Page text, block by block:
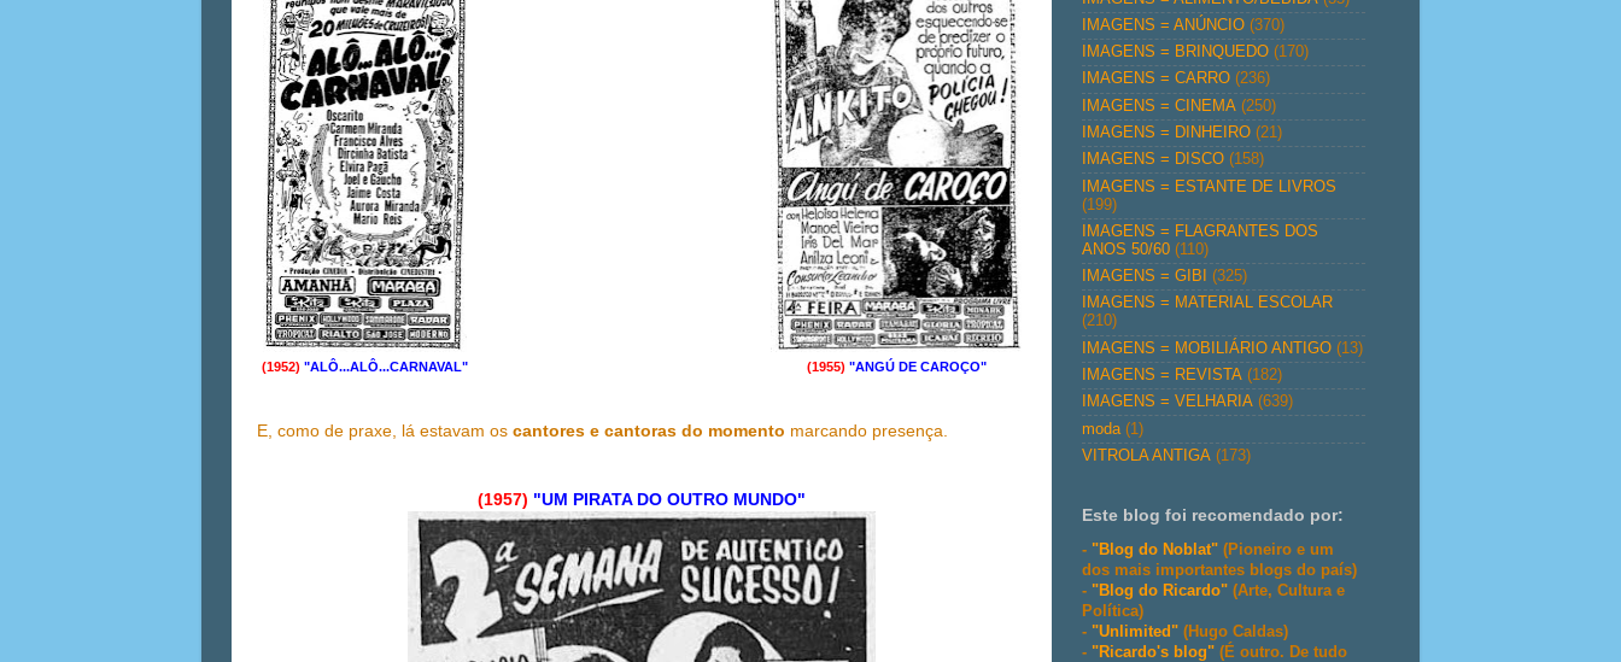
(1952) "ALÔ...ALÔ...CARNAVAL" (1955) "ANGÚ DE CAROÇO"
E, como de praxe, lá estavam os cantores e cantoras do momento marcando presença.
(1957) "UM PIRATA DO OUTRO MUNDO"
IMAGENS = ANÚNCIO (370)
IMAGENS = BRINQUEDO (170)
IMAGENS = CARRO (236)
IMAGENS = CINEMA (250)
IMAGENS = DINHEIRO (21)
IMAGENS = DISCO (158)
IMAGENS = ESTANTE DE LIVROS
(199)
IMAGENS = FLAGRANTES DOS
ANOS 50/60 (110)
IMAGENS = GIBI
(325)
IMAGENS = MATERIAL ESCOLAR
(210)
IMAGENS = MOBILIÁRIO ANTIGO (13)
IMAGENS = REVISTA (182)
IMAGENS = VELHARIA (639)
moda (1)
VITROLA ANTIGA (173)
Este blog foi recomendado por:
- "Blog do Noblat" (Pioneiro e um
dos mais importantes blogs do país)
- "Blog do Ricardo" (Arte, Cultura e
Política)
- "Unlimited" (Hugo Caldas)
- "Ricardo's blog" (É outro. De tudo